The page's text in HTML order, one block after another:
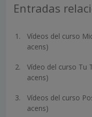
Entradas
Vídeos del curso
acens)
Vídeo del curso Tu
acens)
Vídeos del curso
acens)